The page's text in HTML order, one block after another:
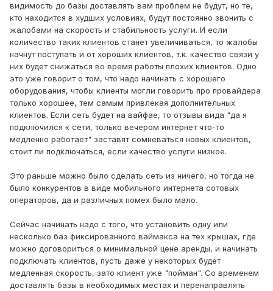
видимость до базы доставлять вам проблем не будут, но те,
кто находится в худших условиях, будут постоянно звонить с
жалобами на скорость и стабильность услуги. И если
количество таких клиентов станет увеличиваться, то жалобы
начнут поступать и от хороших клиентов, т.к. качество связи у
них будет снижаться во время работы плохих клиентов. Одно
это уже говорит о том, что надо начинать с хорошего
оборудования, чтобы клиенты могли говорить про провайдера
только хорошее, тем самым привлекая дополнительных
клиентов. Если сеть будет на вайфае, то отзывы вида "да я
подключился к сети, только вечером интернет что-то
медленно работает" заставят сомневаться новых клиентов,
стоит ли подключаться, если качество услуги низкое.
Это раньше можно было сделать сеть из ничего, но тогда не
было конкурентов в виде мобильного интернета сотовых
операторов, да и различных помех было мало.
Сейчас начинать надо с того, что установить одну или
несколько баз фиксированного ваймакса на тех крышах, где
можно договориться о минимальной цене аренды, и начинать
подключать клиентов, пусть даже у некоторых будет
медленная скорость, зато клиент уже "пойман". Со временем
доставлять базы в необходимых местах и перенаправлять